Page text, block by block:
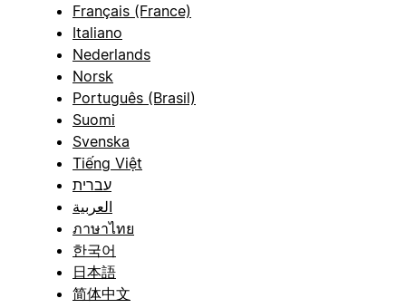
Français (France)
Italiano
Nederlands
Norsk
Português (Brasil)
Suomi
Svenska
Tiếng Việt
עברית
العربية
ภาษาไทย
한국어
日本語
简体中文